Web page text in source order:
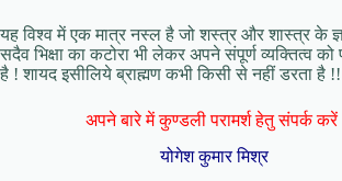
यह विश्व में एक मात्र नस्ल है जो शस्त्र और शास्त्र के
सदैव भिक्षा का कटोरा भी लेकर अपने संपूर्ण व्यक्तित्व को
है ! शायद इसीलिये ब्राह्मण कभी किसी से नहीं डरता है !!
अपने बारे में कुण्डली परामर्श हेतु संपर्क करें
योगेश कुमार मिश्र